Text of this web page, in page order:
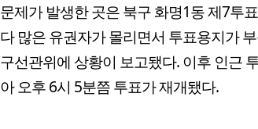
문제가 발생한 곳은 북구 화명1동 제7투
다 많은 유권자가 몰리면서 투표용지가
구선관위에 상황이 보고됐다. 이후 인근
아 오후 6시 5분쯤 투표가 재개됐다.